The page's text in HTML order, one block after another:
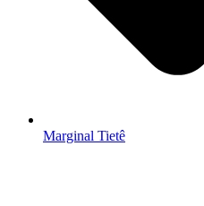
Marginal Tietê